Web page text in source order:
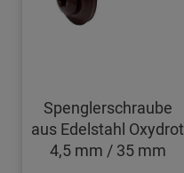
Spenglerschraube
aus Edelstahl Oxydrot
4,5 mm / 35 mm